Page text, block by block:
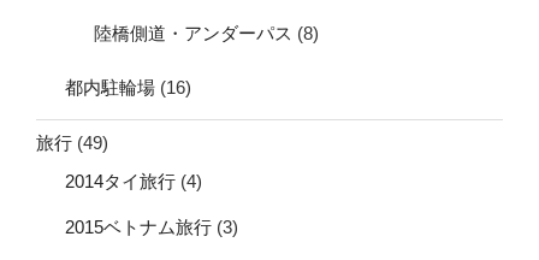
陸橋側道・アンダーパス (8)
都内駐輪場 (16)
旅行 (49)
2014タイ旅行 (4)
2015ベトナム旅行 (3)